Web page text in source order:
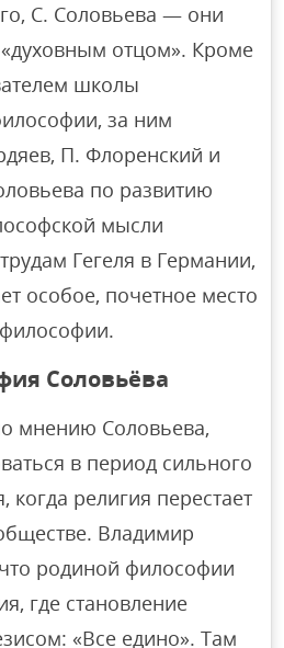
С. Соловьева — они
отцом». Кроме
школы
за ним
П. Флоренский и
по развитию
мысли
Гегеля в Германии,
особое, почетное место
Соловьёва
мнению Соловьева,
в период сильного
когда религия перестает
Владимир
родиной философии
где становление
«Все едино». Там